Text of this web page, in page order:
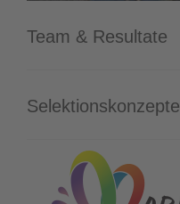
Team & Resultate
Selektionskonzepte